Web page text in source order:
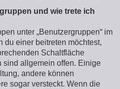
und wie trete ich
unter „Benutzergruppen“ im
du einer beitreten möchtest,
Schaltfläche
sind allgemein offen. Einige
andere können
sogar versteckt. Wenn die